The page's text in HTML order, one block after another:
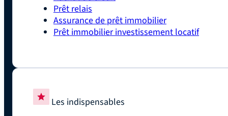
Prêt relais
Assurance de prêt immobilier
Prêt immobilier investissement locatif
Les indispensables